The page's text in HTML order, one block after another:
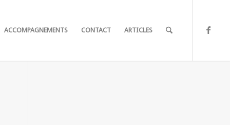
ACCOMPAGNEMENTS CONTACT ARTICLES